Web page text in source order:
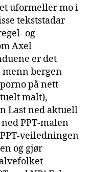
uformeller mo i
tekststadar
og
Axel
er det
bergen
på nett
malt),
Last ned aktuell
PPT-malen
veiledningen
og gjør